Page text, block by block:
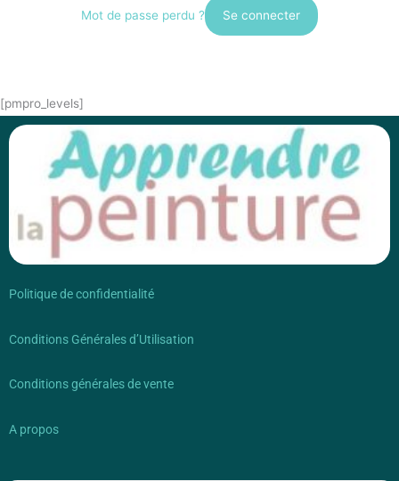
Mot de passe perdu ?
[pmpro_levels]
Politique de confidentialité
Conditions Générales d’Utilisation
Conditions générales de vente
A propos